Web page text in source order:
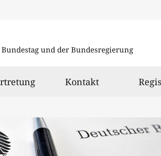
und der Bundesregierung
Kontakt